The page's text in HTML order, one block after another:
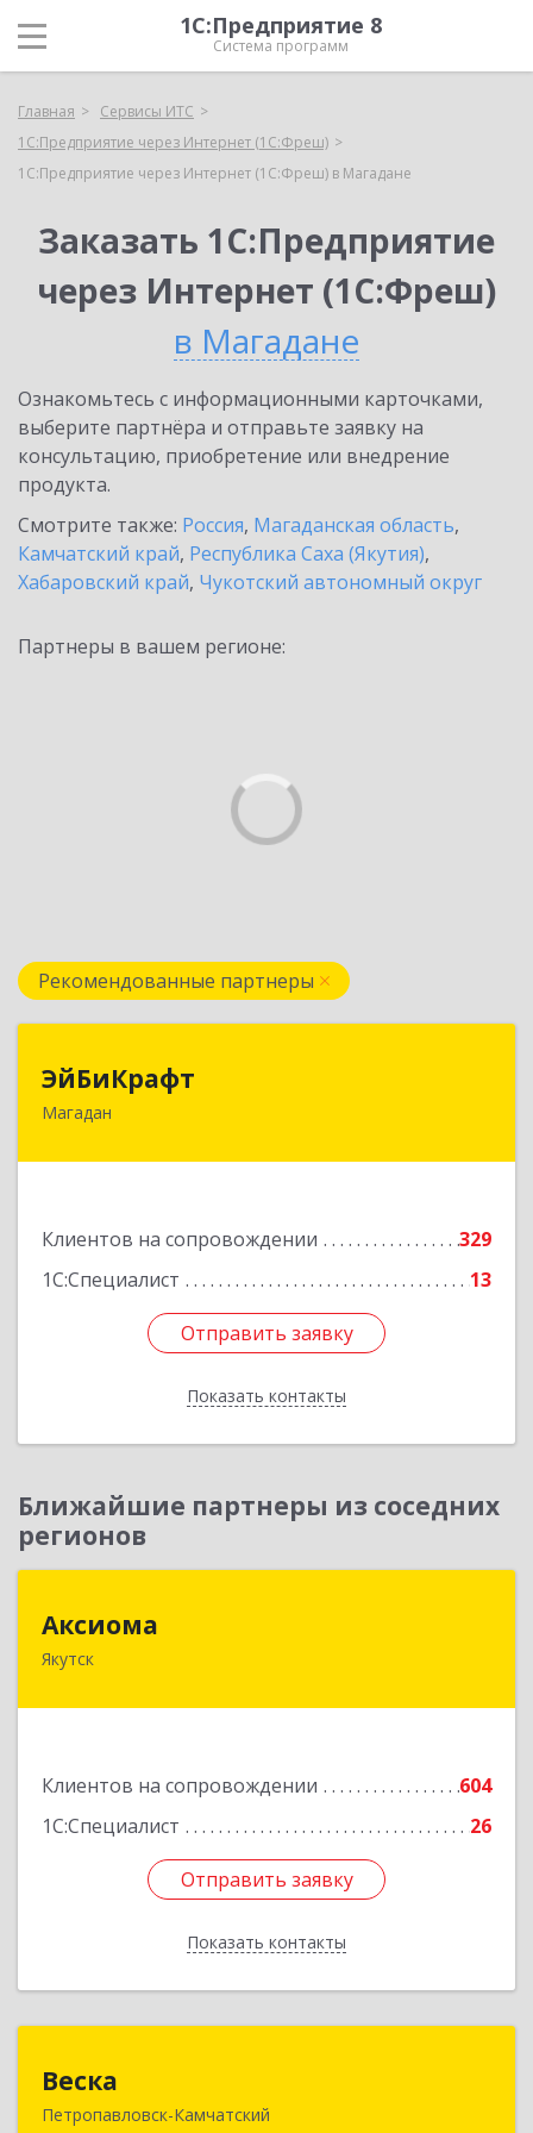
1С:Предприятие 8
Система программ
Главная
Сервисы ИТС
1С:Предприятие через Интернет (1С:Фреш)
1С:Предприятие через Интернет (1С:Фреш) в Магадане
Заказать 1С:Предприятие
через Интернет (1С:Фреш)
в Магадане
Ознакомьтесь с информационными карточками,
выберите партнёра и отправьте заявку на
консультацию, приобретение или внедрение
продукта.
Смотрите также: Россия, Магаданская область,
Камчатский край, Республика Саха (Якутия),
Хабаровский край, Чукотский автономный округ
Партнеры в вашем регионе:
Рекомендованные партнеры
ЭйБиКрафт
Магадан
Клиентов на сопровождении
329
1С:Специалист
13
Отправить заявку
Показать контакты
685000, Магаданская обл, Магадан г, Полярная
Отправить заявку
Назад
Ближайшие партнеры из соседних
регионов
Аксиома
Якутск
Клиентов на сопровождении
604
1С:Специалист
26
Отправить заявку
Показать контакты
677000, Саха /Якутия/ Респ, Якутск г, Чиряева
Отправить заявку
Назад
Веска
Петропавловск-Камчатский
683031, Камчатский край, Петропавловск-